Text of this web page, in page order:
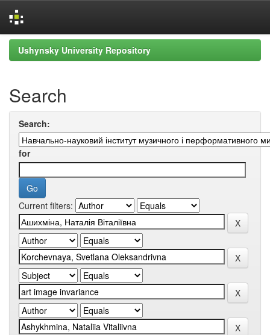
Skip
navigation
Ushynsky University Repository
Search
Search:
for
Current filters: